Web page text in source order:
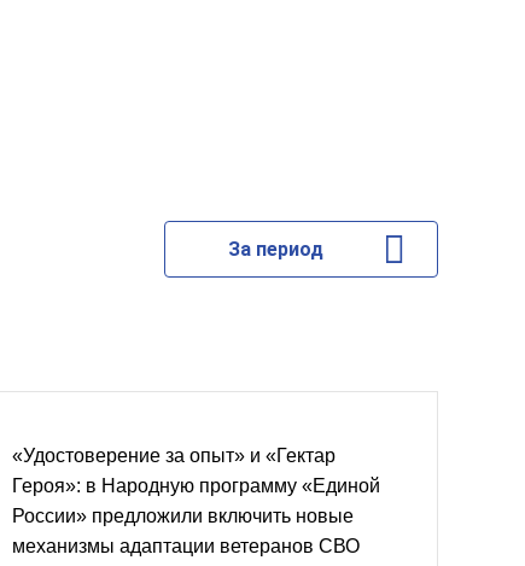
За период
«Удостоверение за опыт» и «Гектар
Героя»: в Народную программу «Единой
России» предложили включить новые
механизмы адаптации ветеранов СВО